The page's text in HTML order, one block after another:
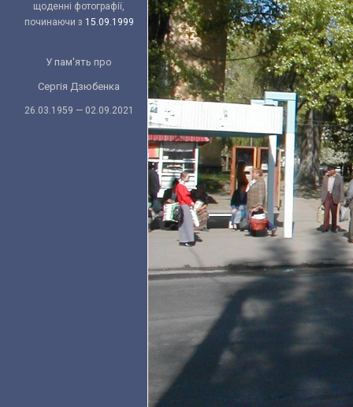
щоденні фотографії,
починаючи з 15.09.1999
У пам'ять про
Сергія Дзюбенка
26.03.1959 — 02.09.2021